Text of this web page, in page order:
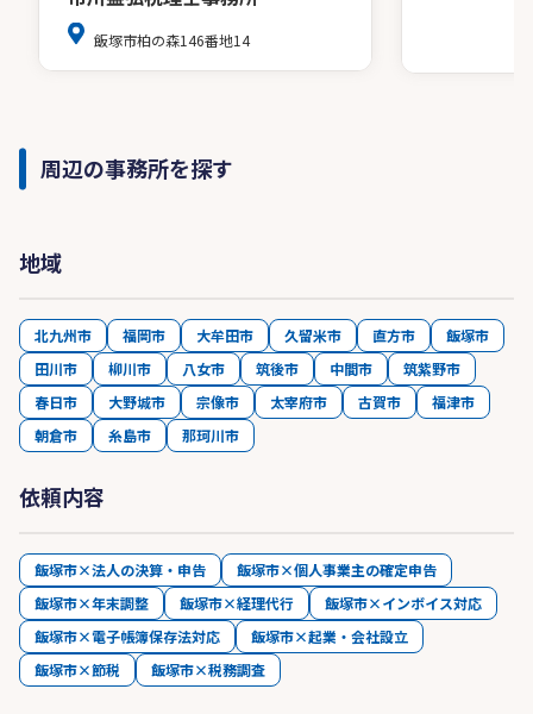
飯塚市柏の森146番地14
周辺の事務所を探す
地域
北九州市 福岡市 大牟田市 久留米市 直方市
飯塚市
田川市
柳川市 八女市 筑後市 中間市
筑紫野市
春日市
大野城市 宗像市 太宰府市 古賀市
福津市
朝倉市
糸島市 那珂川市
依頼内容
飯塚市×法人の決算・申告
飯塚市×個人事業主の確定申告
飯塚市×年末調整
飯塚市×経理代行
飯塚市×インボイス対応
飯塚市×電子帳簿保存法対応
飯塚市×起業・会社設立
飯塚市×節税
飯塚市×税務調査